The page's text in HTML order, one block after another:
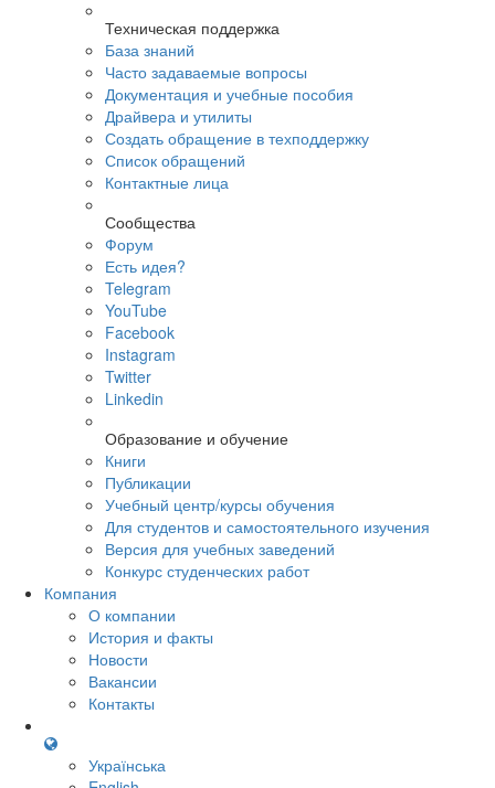
Техническая поддержка
База знаний
Часто задаваемые вопросы
Документация и учебные пособия
Драйвера и утилиты
Создать обращение в техподдержку
Список обращений
Контактные лица
Сообщества
Форум
Есть идея?
Telegram
YouTube
Facebook
Instagram
Twitter
Linkedin
Образование и обучение
Книги
Публикации
Учебный центр/курсы обучения
Для студентов и самостоятельного изучения
Версия для учебных заведений
Конкурс студенческих работ
Компания
О компании
История и факты
Новости
Вакансии
Контакты
Українська